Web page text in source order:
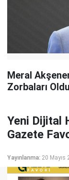
Meral
Zorbaları
Yeni Dijital
Gazete
Yayınlanma: 20 Mayıs